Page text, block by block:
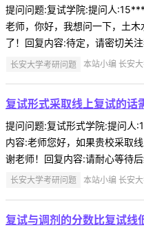
提问问题:复试学院:提问人
老师，你好，我想问一下，土
了！回复内容:待定，请密切关
长安大学考研问题 本站小编 长安
复试形式采取线上复试的话
提问问题:复试形式学院:提问
内容:老师您好，如果贵校采取
谢老师！回复内容:请耐心等待
长安大学考研问题 本站小编 长安
复试与调剂的分数比复试线